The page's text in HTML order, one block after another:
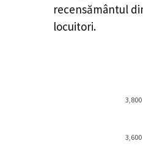
recensământul
locuitori.
3,600
3,800